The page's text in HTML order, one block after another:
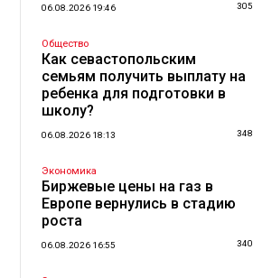
06.08.2026 19:46 305
Общество
Как севастопольским
семьям получить выплату на
ребенка для подготовки в
школу?
06.08.2026 18:13 348
Экономика
Биржевые цены на газ в
Европе вернулись в стадию
роста
06.08.2026 16:55 340